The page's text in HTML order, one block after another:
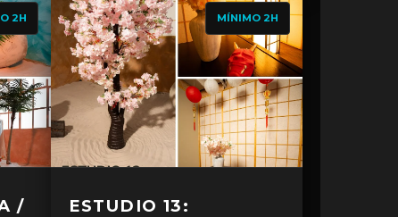
2H
/
MÍNIMO 2H
ESTUDIO 13: